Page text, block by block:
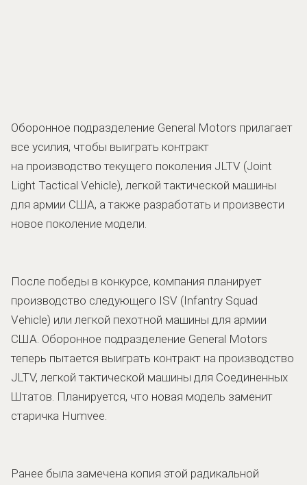
Оборонное подразделение General Motors прилагает
все усилия, чтобы выиграть контракт
на производство текущего поколения JLTV (Joint
Light Tactical Vehicle), легкой тактической машины
для армии США, а также разработать и произвести
новое поколение модели.
После победы в конкурсе, компания планирует
производство следующего ISV (Infantry Squad
Vehicle) или легкой пехотной машины для армии
США. Оборонное подразделение General Motors
теперь пытается выиграть контракт на производство
JLTV, легкой тактической машины для Соединенных
Штатов. Планируется, что новая модель заменит
старичка Humvee.
Ранее была замечена копия этой радикальной